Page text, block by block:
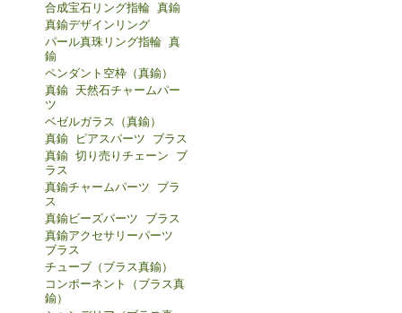
合成宝石リング指輪 真鍮
真鍮デザインリング
パール真珠リング指輪 真
鍮
ペンダント空枠（真鍮）
真鍮 天然石チャームパー
ツ
ベゼルガラス（真鍮）
真鍮 ピアスパーツ ブラス
真鍮 切り売りチェーン ブ
ラス
真鍮チャームパーツ ブラ
ス
真鍮ビーズパーツ ブラス
真鍮アクセサリーパーツ
ブラス
チューブ（ブラス真鍮）
コンポーネント（ブラス真
鍮）